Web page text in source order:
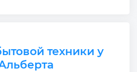
техники у